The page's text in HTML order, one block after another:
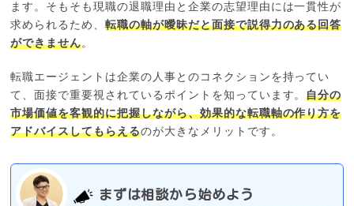
ます。そもそも現職の退職理由と企業の志望理由には一貫性が
求められるため、転職の軸が曖昧だと面接で説得力のある回答
ができません。
転職エージェントは企業の人事とのコネクションを持ってい
て、面接で重要視されているポイントを知っています。自分の
市場価値を客観的に把握しながら、効果的な転職軸の作り方を
アドバイスしてもらえるのが大きなメリットです。
まずは相談から始めよう